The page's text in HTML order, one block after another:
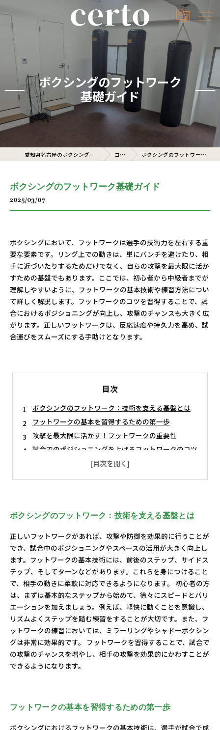
ボクシングのフットワーク
基礎ガイド
愛知県名古屋のボクシングジムならcerto コラム ボクシングのフットワーク基礎ガイド
ボクシングのフットワーク基礎ガイド
2025/03/07
ボクシングにおいて、フットワークは選手の技術力を左右する重
要な要素です。リング上での動きは、単にパンチを避けたり、相
手に近づいたりするためだけでなく、自らの攻撃を最大限に活か
すための基盤でもあります。ここでは、初心者から中級者までが
理解しやすいように、フットワークの基本技術や練習方法につい
て詳しく解説します。フットワークのコツを習得することで、試
合におけるポジショニングが向上し、攻撃のチャンスも大きく広
がります。正しいフットワークは、反応速度や持久力を高め、試
合運びをスムーズにする手助けとなります。
目次
ボクシングのフットワーク：技術を支える基盤とは
フットワークの基本を習得するための第一歩
攻撃を最大限に活かす！フットワークの重要性
試合でのポジショニングを上げるフットワークのコツ
ボクシングの魅力再発見！フットワークで成長する道
ボクシングのフットワーク：技術を支える基盤とは
正しいフットワークがあれば、攻撃や防御を効果的に行うことが
でき、試合中のポジショニングやスペースの活用が大きく向上し
ます。フットワークの基本技術には、前後のステップ、サイドス
テップ、そしてターンなどがあります。これらを身につけること
で、相手の動きに柔軟に対応できるようになります。 初心者の方
は、まずは基本的なステップから始めて、徐々にスピードとバリ
エーションを加えましょう。例えば、軽快に動くことを意識し、
リズムよくステップを踏む練習をすることが大切です。また、フ
ットワークの練習においては、ミラーリングやシャドーボクシン
グは非常に効果的です。 フットワークを習得することで、試合で
の攻撃のチャンスを増やし、相手の攻撃を効果的にかわすことが
できるようになります。
フットワークの基本を習得するための第一歩
ボクシングにおけるフットワークの基本技術は、選手が試合で成